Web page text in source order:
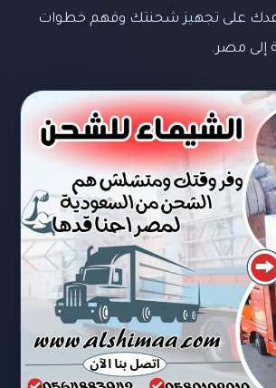
على تجهيز شحنتك وفهم خطوات
إلى مصر.